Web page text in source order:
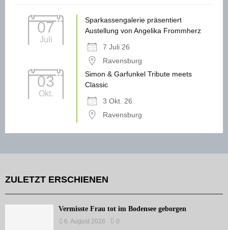
07
Juli
Sparkassengalerie präsentiert
Austellung von Angelika Frommherz
7 Juli 26
Ravensburg
03
Okt.
Simon & Garfunkel Tribute meets
Classic
3 Okt. 26
Ravensburg
ZULETZT ERSCHIENEN
Vermisste Frau tot im Bodensee geborgen
6. August 2026 0